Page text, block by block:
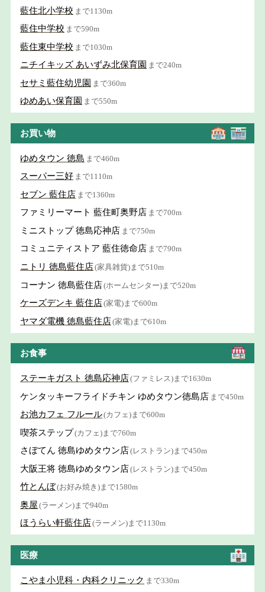
藍住北小学校 まで1130m
藍住中学校 まで590m
藍住東中学校 まで1030m
ニチイキッズ あいずみ北保育園 まで240m
セサミ藍住幼児園 まで360m
ゆめあい保育園 まで550m
お買い物
ゆめタウン 徳島 まで460m
スーパー三好 まで1110m
セブン 藍住店 まで1360m
ファミリーマート 藍住町奥野店 まで700m
ミニストップ 徳島応神店 まで750m
コミュニティストア 藍住徳命店 まで790m
ニトリ 徳島藍住店(家具雑貨)まで510m
コーナン 徳島藍住店(ホームセンター)まで520m
ケーズデンキ 藍住店(家電)まで600m
ヤマダ電機 徳島藍住店(家電)まで610m
お食事
ステーキガスト 徳島応神店(ファミレス)まで1630m
ケンタッキーフライドチキン ゆめタウン徳島店 まで450m
お池カフェ フルール(カフェ)まで600m
喫茶ステップ(カフェ)まで760m
さぼてん 徳島ゆめタウン店(レストラン)まで450m
大阪王将 徳島ゆめタウン店(レストラン)まで450m
竹とんぼ(お好み焼き)まで1580m
奥屋 (ラーメン)まで940m
ほうらい軒藍住店(ラーメン)まで1130m
医療
こやま小児科・内科クリニック まで330m